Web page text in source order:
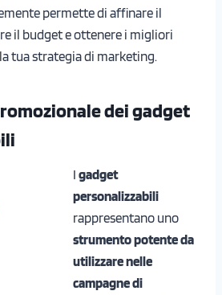
permette di affinare il
il budget e ottenere i migliori
tua strategia di marketing.
dei gadget
I gadget
personalizzabili
rappresentano uno
strumento potente da
utilizzare nelle
campagne di